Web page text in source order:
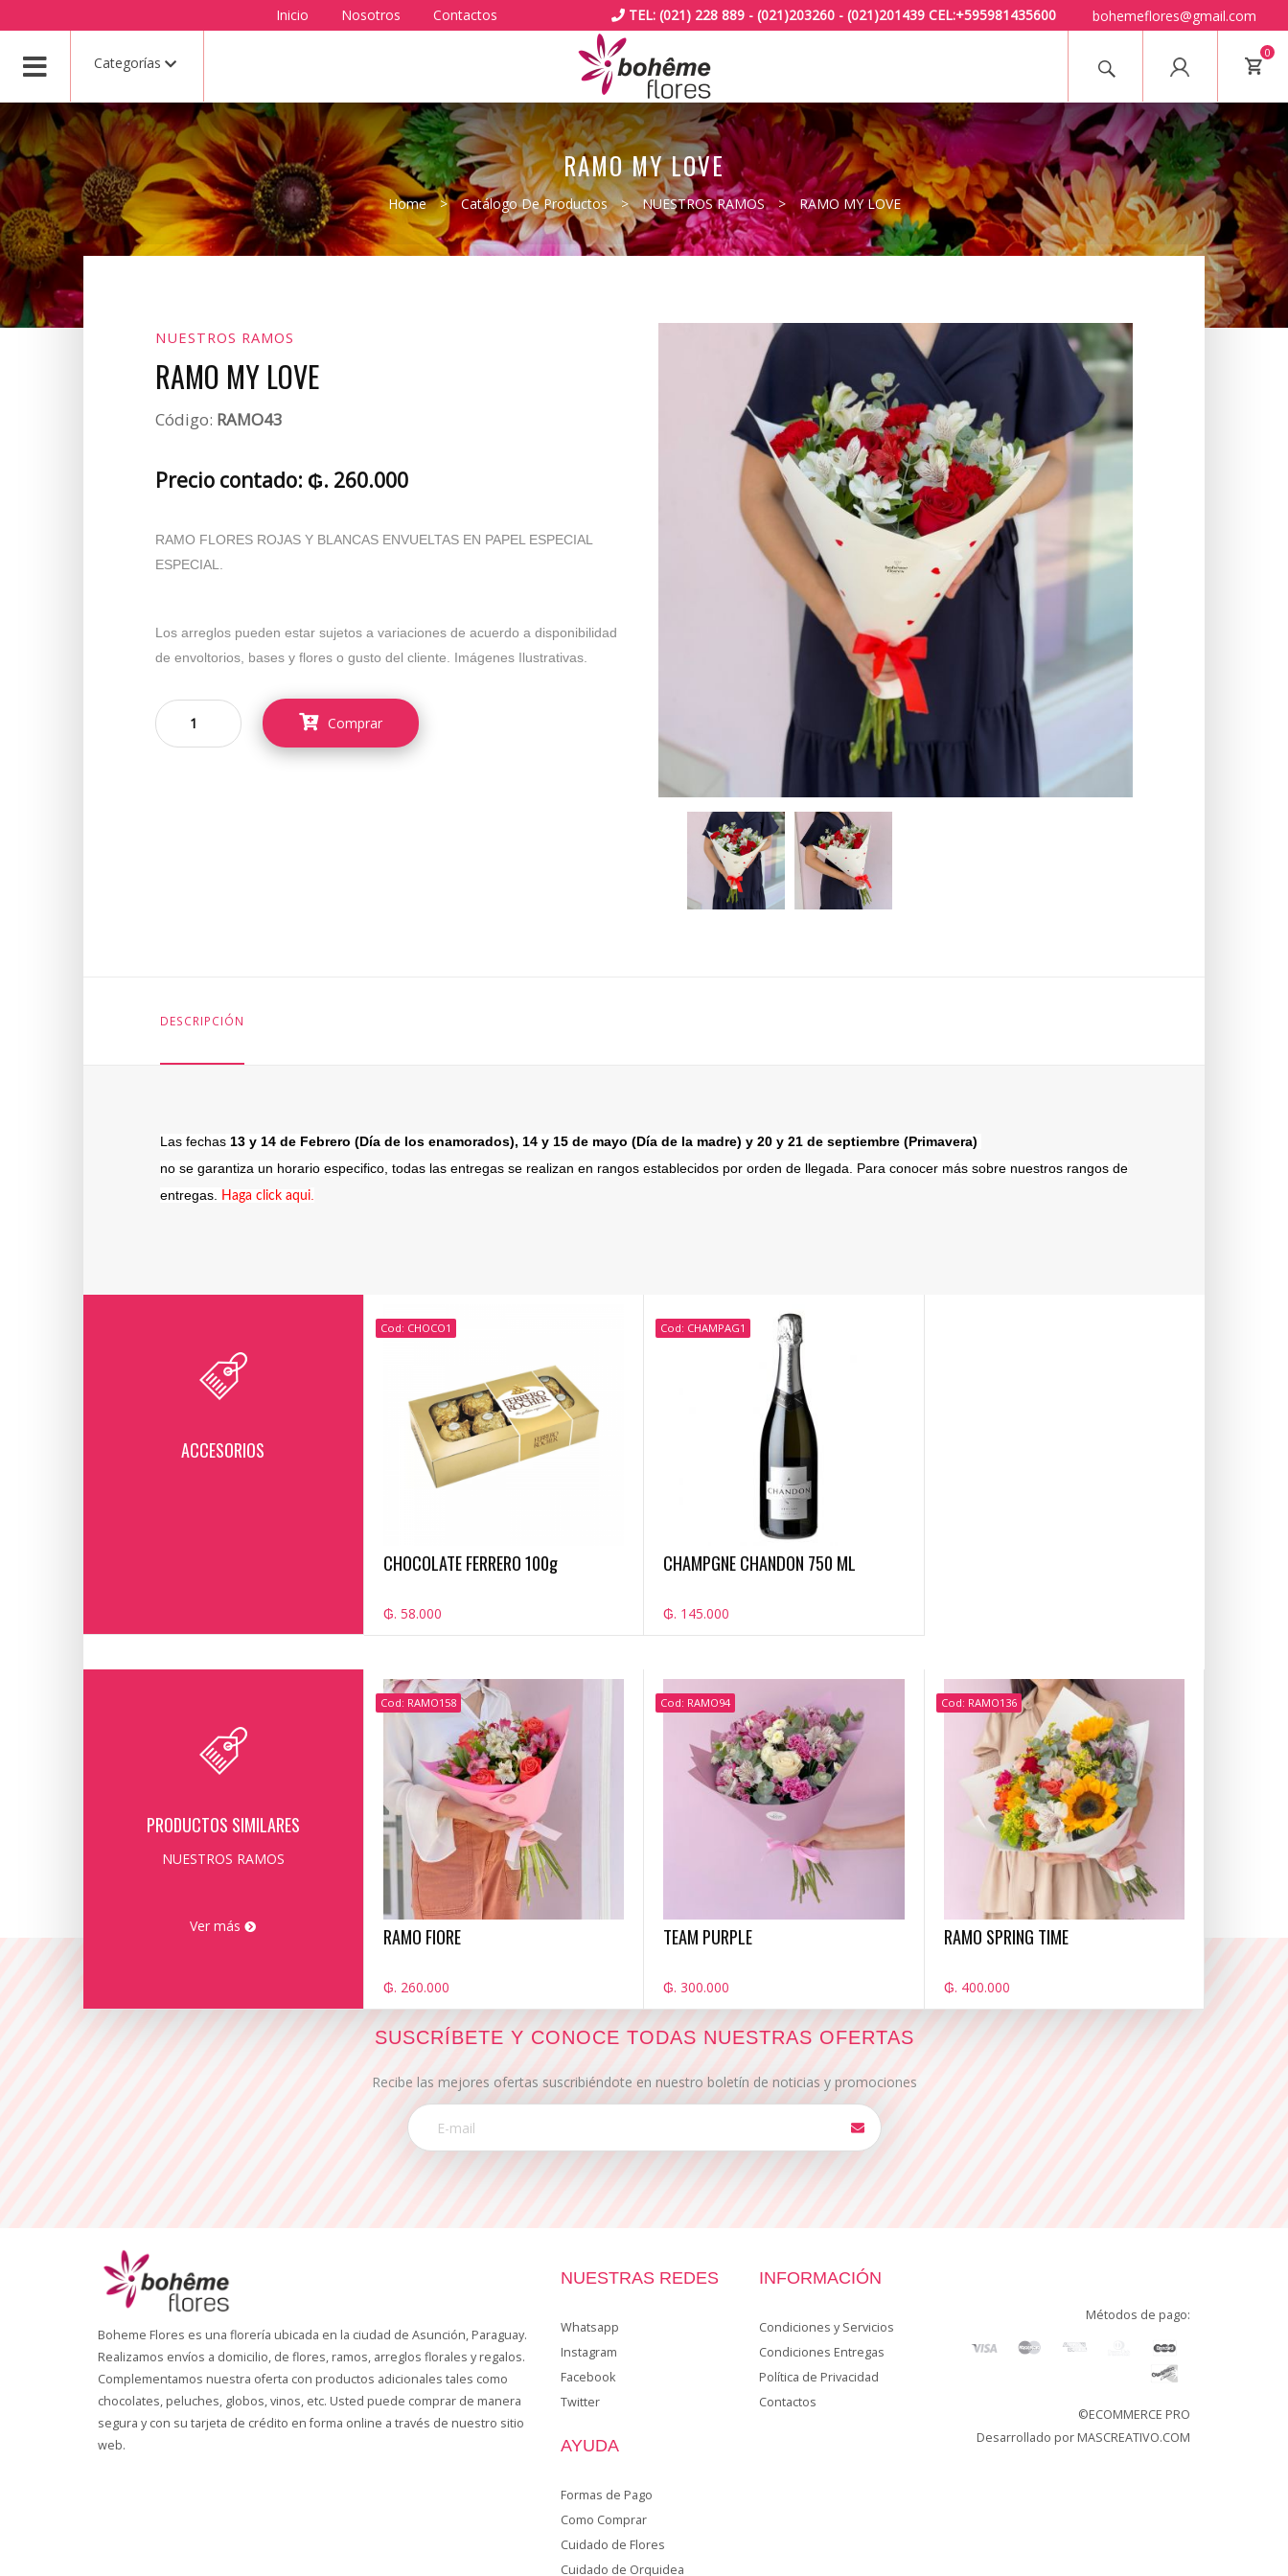
Inicio Nosotros Contactos TEL: (021) 228 889 - (021)203260 - (021)201439 CEL:+595981435600 bohemeflores@gmail.com
Categorías
0
RAMO MY LOVE
Home > Catálogo De Productos > NUESTROS RAMOS > RAMO MY LOVE
NUESTROS RAMOS
RAMO MY LOVE
Código: RAMO43
Precio contado: ₲. 260.000
RAMO FLORES ROJAS Y BLANCAS ENVUELTAS EN PAPEL ESPECIAL
ESPECIAL.
Los arreglos pueden estar sujetos a variaciones de acuerdo a disponibilidad
de envoltorios, bases y flores o gusto del cliente. Imágenes Ilustrativas.
Comprar
DESCRIPCIÓN
Las fechas 13 y 14 de Febrero (Día de los enamorados), 14 y 15 de mayo (Día de la madre) y 20 y 21 de septiembre (Primavera)
no se garantiza un horario especifico, todas las entregas se realizan en rangos establecidos por orden de llegada. Para conocer más sobre nuestros rangos de
entregas.
Haga click aqui
ACCESORIOS
Cod: CHOCO1
CHOCOLATE FERRERO 100g
₲. 58.000
Cod: CHAMPAG1
CHAMPGNE CHANDON 750 ML
₲. 145.000
PRODUCTOS SIMILARES
NUESTROS RAMOS
Ver más
Cod: RAMO158
RAMO FIORE
₲. 260.000
Cod: RAMO94
TEAM PURPLE
₲. 300.000
Cod: RAMO136
RAMO SPRING TIME
₲. 400.000
SUSCRÍBETE Y CONOCE TODAS NUESTRAS OFERTAS
Recibe las mejores ofertas suscribiéndote en nuestro boletín de noticias y promociones
Boheme Flores es una florería ubicada en la ciudad de Asunción, Paraguay.
Realizamos envíos a domicilio, de flores, ramos, arreglos florales y regalos.
Complementamos nuestra oferta con productos adicionales tales como
chocolates, peluches, globos, vinos, etc. Usted puede comprar de manera
segura y con su tarjeta de crédito en forma online a través de nuestro sitio
web.
NUESTRAS REDES
Whatsapp
Instagram
Facebook
Twitter
INFORMACIÓN
Condiciones y Servicios
Condiciones Entregas
Política de Privacidad
Contactos
AYUDA
Formas de Pago
Como Comprar
Cuidado de Flores
Cuidado de Orquidea
Métodos de pago:
©ECOMMERCE PRO
Desarrollado por MASCREATIVO.COM